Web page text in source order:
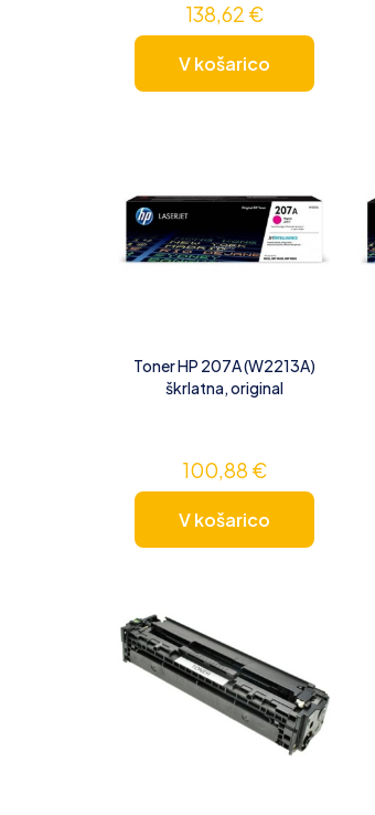
138,62 €
V košarico
Toner HP 207A (W2213A)
škrlatna, original
100,88 €
V košarico